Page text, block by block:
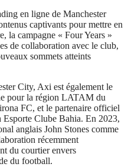
en ligne de Manchester
captivants pour mettre en
la campagne « Four Years »
de collaboration avec le club,
sommets atteints
City, Axi est également le
pour la région LATAM du
FC, et le partenaire officiel
Clube Bahia. En 2023,
anglais John Stones comme
récemment
du courtier envers
du football.